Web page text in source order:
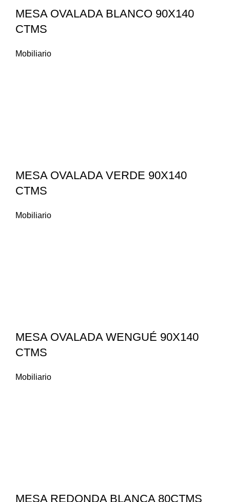
MESA OVALADA BLANCO 90X140
CTMS
Mobiliario
MESA OVALADA VERDE 90X140
CTMS
Mobiliario
MESA OVALADA WENGUÉ 90X140
CTMS
Mobiliario
MESA REDONDA BLANCA 80CTMS